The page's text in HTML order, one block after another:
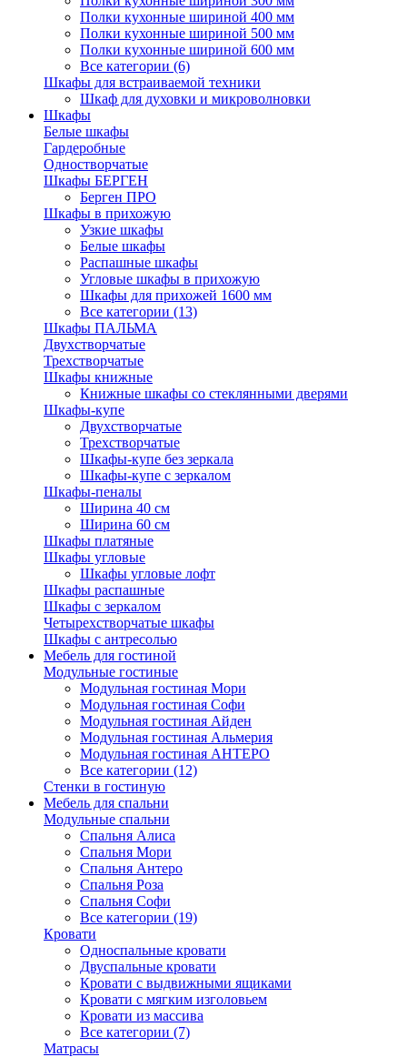
Полки кухонные шириной 400 мм
Полки кухонные шириной 500 мм
Полки кухонные шириной 600 мм
Все категории (6)
Шкафы для встраиваемой техники
Шкаф для духовки и микроволновки
Шкафы
Белые шкафы
Гардеробные
Одностворчатые
Шкафы БЕРГЕН
Берген ПРО
Шкафы в прихожую
Узкие шкафы
Белые шкафы
Распашные шкафы
Угловые шкафы в прихожую
Шкафы для прихожей 1600 мм
Все категории (13)
Шкафы ПАЛЬМА
Двухстворчатые
Трехстворчатые
Шкафы книжные
Книжные шкафы со стеклянными дверями
Шкафы-купе
Двухстворчатые
Трехстворчатые
Шкафы-купе без зеркала
Шкафы-купе с зеркалом
Шкафы-пеналы
Ширина 40 см
Ширина 60 см
Шкафы платяные
Шкафы угловые
Шкафы угловые лофт
Шкафы распашные
Шкафы с зеркалом
Четырехстворчатые шкафы
Шкафы с антресолью
Мебель для гостиной
Модульные гостиные
Модульная гостиная Мори
Модульная гостиная Софи
Модульная гостиная Айден
Модульная гостиная Альмерия
Модульная гостиная АНТЕРО
Все категории (12)
Стенки в гостиную
Мебель для спальни
Модульные спальни
Спальня Алиса
Спальня Мори
Спальня Антеро
Спальня Роза
Спальня Софи
Все категории (19)
Кровати
Односпальные кровати
Двуспальные кровати
Кровати с выдвижными ящиками
Кровати с мягким изголовьем
Кровати из массива
Все категории (7)
Матрасы